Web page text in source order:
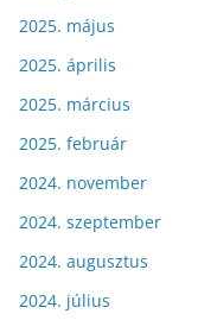
2025. május
2025. április
2025. március
2025. február
2024. november
2024. szeptember
2024. augusztus
2024. július